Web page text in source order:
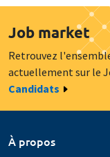
Job market
Retrouvez
actuellement sur le
Candidats
À propos